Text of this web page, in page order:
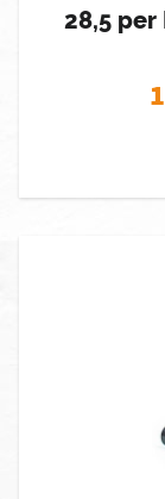
28,5 per